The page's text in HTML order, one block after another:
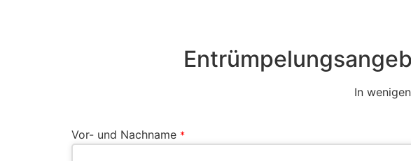
In
Vor- und Nachname *